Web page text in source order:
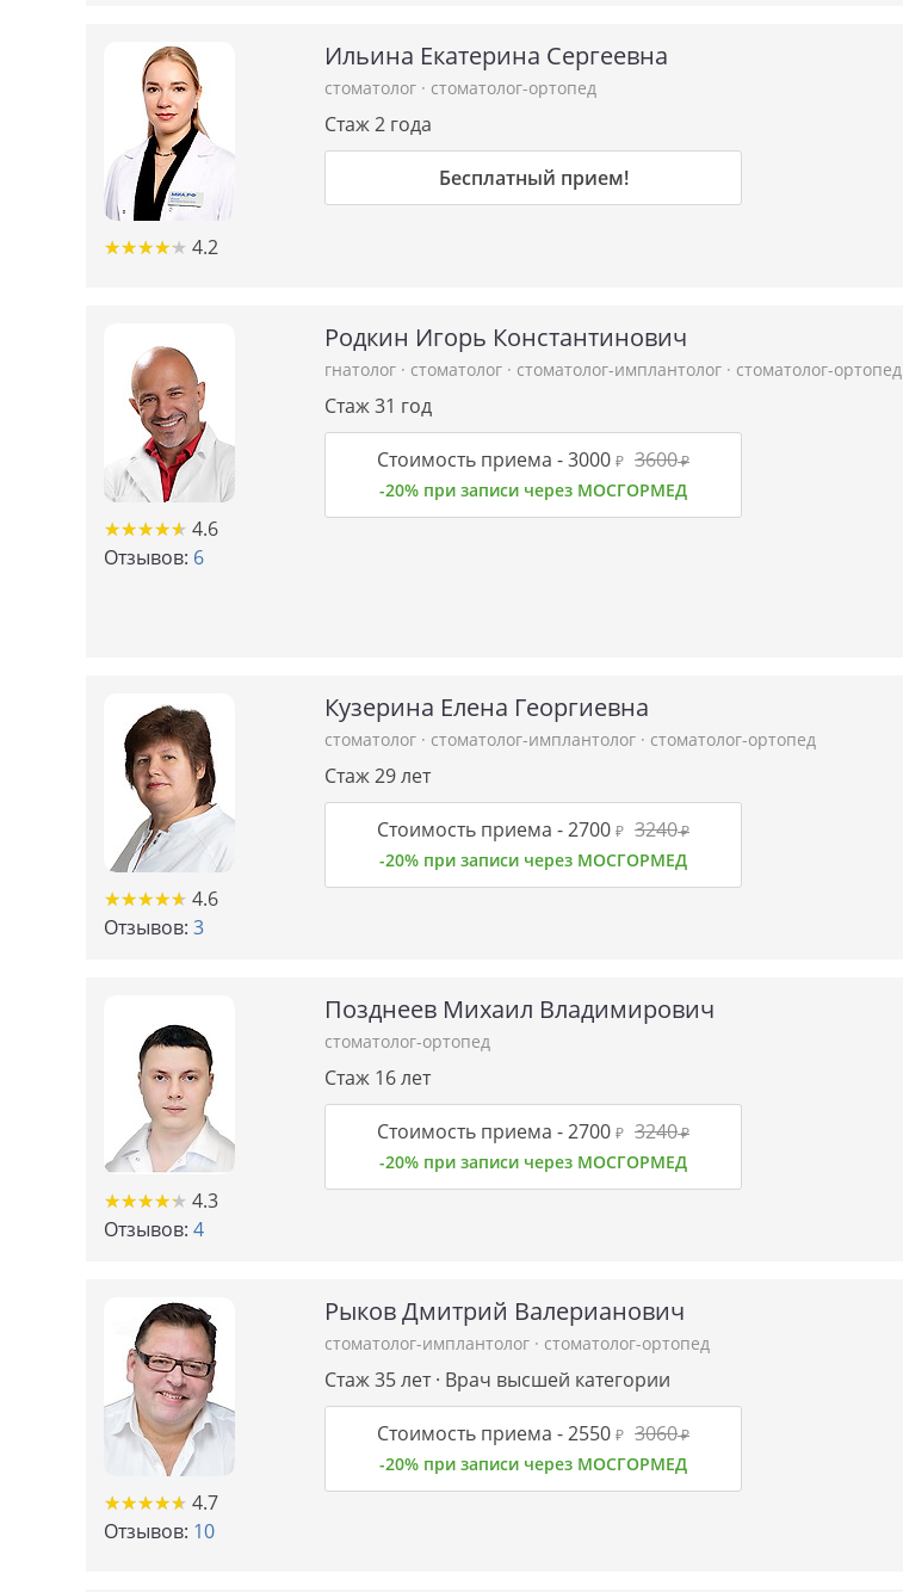
★★★★★
★★★★★ 4.2
Ильина Екатерина Сергеевна
стоматолог · стоматолог-ортопед
Стаж 2 года
Бесплатный прием!
★★★★★
★★★★★ 4.6
Отзывов: 6
Родкин Игорь Константинович
гнатолог · стоматолог · стоматолог-имплантолог · стоматолог-ортопед
Стаж 31 год
Стоимость приема -3000 ₽ 3600₽
-20% при записи через МОСГОРМЕД
★★★★★
★★★★★ 4.6
Отзывов: 3
Кузерина Елена Георгиевна
стоматолог · стоматолог-имплантолог · стоматолог-ортопед
Стаж 29 лет
Стоимость приема -2700 ₽ 3240₽
-20% при записи через МОСГОРМЕД
★★★★★
★★★★★ 4.3
Отзывов: 4
Позднеев Михаил Владимирович
стоматолог-ортопед
Стаж 16 лет
Стоимость приема -2700 ₽ 3240₽
-20% при записи через МОСГОРМЕД
★★★★★
★★★★★ 4.7
Отзывов: 10
Рыков Дмитрий Валерианович
стоматолог-имплантолог · стоматолог-ортопед
Стаж 35 лет · Врач высшей категории
Стоимость приема -2550 ₽ 3060₽
-20% при записи через МОСГОРМЕД